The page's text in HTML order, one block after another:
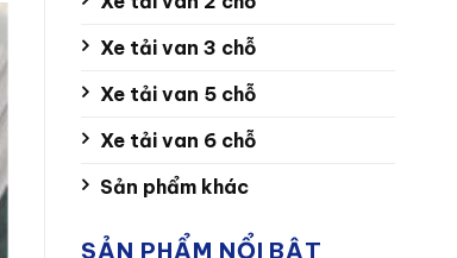
Xe tải van 3 chỗ
Xe tải van 5 chỗ
Xe tải van 6 chỗ
Sản phẩm khác
SẢN PHẨM NỔI BẬT